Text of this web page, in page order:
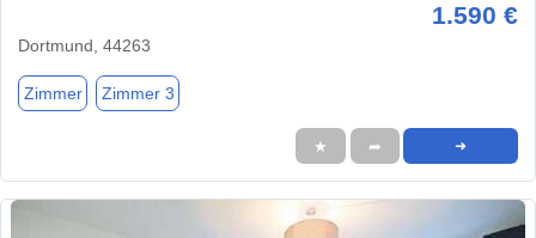
1.590 €
Dortmund, 44263
Zimmer Zimmer 3
★ ➦ ➜